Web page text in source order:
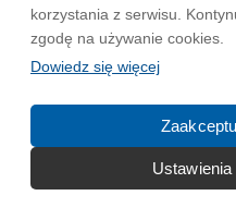
korzystania z serwisu.
zgodę na używanie cookies.
Dowiedz się więcej